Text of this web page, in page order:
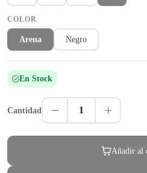
COLOR
Arena Negro
En Stock
Cantidad 1
Añadir al